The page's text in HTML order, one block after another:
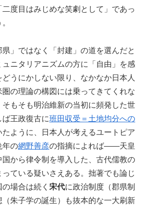
度目はみじめな笑劇として」であっ
」ではなく「封建」の道を選んだと
ュニタリアニズムの方に「自由」を感
うにかしない限り、なかなか日本人
の理論の構図には乗ってきてくれな
もそも明治維新の当初に頻発した世
王政復古に班田収受＝土地均分への
たように、日本人が考えるユートピア
の網野善彦の指摘によれば――天皇
国から律令制を導入した、古代儒教の
ている疑いさえある。拙著でも論じ
場合は続く 宋代に政治制度（郡県制
朱子学の誕生）も抜本的な一大刷新